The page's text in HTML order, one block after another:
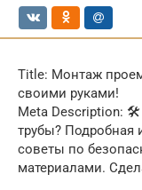
Title: Монтаж
своими руками!
Meta Description: 🛠️
трубы? Подробная
советы по
материалами.